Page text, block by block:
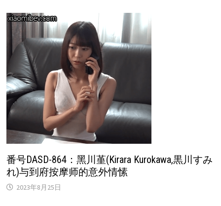
番号DASD-864：黑川堇(Kirara Kurokawa,黒川すみ
れ)与到府按摩师的意外情愫
2023年8月25日